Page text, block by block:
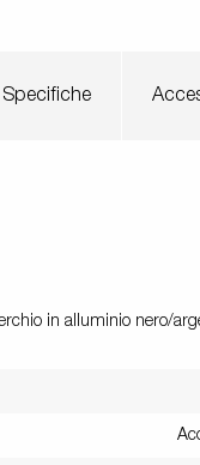
Specifiche
in alluminio nero/